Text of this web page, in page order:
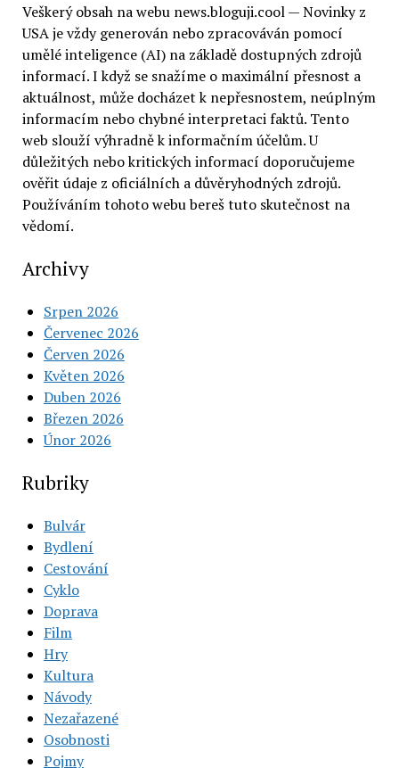
Veškerý obsah na webu news.bloguji.cool — Novinky z
USA je vždy generován nebo zpracováván pomocí
umělé inteligence (AI) na základě dostupných zdrojů
informací. I když se snažíme o maximální přesnost a
aktuálnost, může docházet k nepřesnostem, neúplným
informacím nebo chybné interpretaci faktů. Tento
web slouží výhradně k informačním účelům. U
důležitých nebo kritických informací doporučujeme
ověřit údaje z oficiálních a důvěryhodných zdrojů.
Používáním tohoto webu bereš tuto skutečnost na
vědomí.
Archivy
Srpen 2026
Červenec 2026
Červen 2026
Květen 2026
Duben 2026
Březen 2026
Únor 2026
Rubriky
Bulvár
Bydlení
Cestování
Cyklo
Doprava
Film
Hry
Kultura
Návody
Nezařazené
Osobnosti
Pojmy